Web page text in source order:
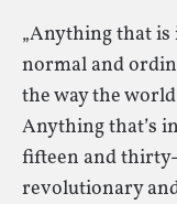
„Anything that is
normal and
the way the
Anything that’s
fifteen and
revolutionary